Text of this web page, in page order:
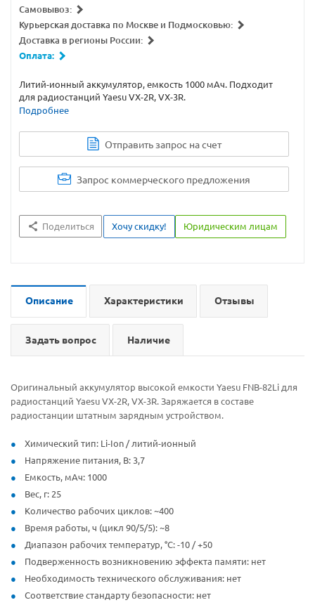
Самовывоз:
Курьерская доставка по Москве и Подмосковью:
Доставка в регионы России:
Оплата:
Литий-ионный аккумулятор, емкость 1000 мАч. Подходит
для радиостанций Yaesu VX-2R, VX-3R.
Подробнее
Отправить запрос на счет
Запрос коммерческого предложения
Поделиться Хочу скидку! Юридическим лицам
Описание Характеристики Отзывы
Задать вопрос Наличие
Оригинальный аккумулятор высокой емкости Yaesu FNB-82Li для
радиостанций Yaesu VX-2R, VX-3R. Заряжается в составе
радиостанции штатным зарядным устройством.
Химический тип: Li-Ion / литий-ионный
Напряжение питания, В: 3,7
Емкость, мАч: 1000
Вес, г: 25
Количество рабочих циклов: ~400
Время работы, ч (цикл 90/5/5): ~8
Диапазон рабочих температур, °С: -10 / +50
Подверженность возникновению эффекта памяти: нет
Необходимость технического обслуживания: нет
Соответствие стандарту безопасности: нет